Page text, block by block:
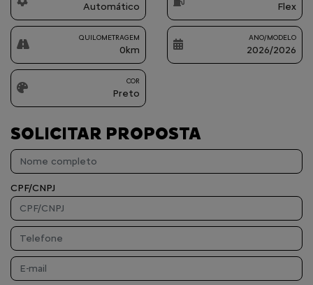
Automático Flex
QUILOMETRAGEM
0km
ANO/MODELO
2026/2026
COR
Preto
SOLICITAR PROPOSTA
CPF/CNPJ